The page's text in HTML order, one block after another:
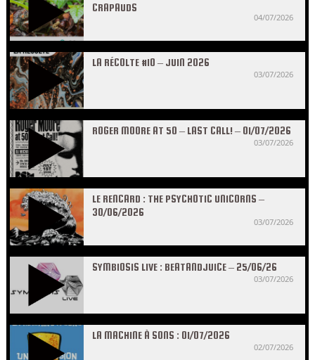
CRAPAUDS
04/07/2026
LA RÉCOLTE #10 – JUIN 2026
03/07/2026
ROGER MOORE AT 50 – LAST CALL! – 01/07/2026
03/07/2026
LE RENCARD : THE PSYCHOTIC UNICORNS –
30/06/2026
03/07/2026
SYMBIOSIS LIVE : BEATANDJUICE – 25/06/26
03/07/2026
LA MACHINE À SONS : 01/07/2026
02/07/2026